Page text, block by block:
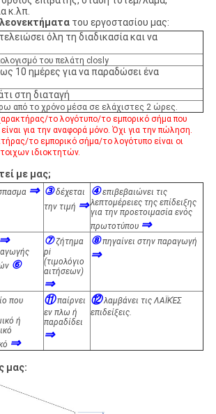
κ.λπ.
του εργοστασίου μας:
όλη τη διαδικασία και να
του πελάτη closly
10 ημέρες για να παραδώσει ένα
στη διαταγή
από το χρόνο μέσα σε ελάχιστες 2 ώρες.
το λογότυπο/το εμπορικό σήμα που
για την αναφορά μόνο. Όχι για την πώληση.
το εμπορικό σήμα/το λογότυπο είναι οι
ιδιοκτητών.
με μας;
⇒ ③ δέχεται
την τιμή ⇒
④ επιβεβαιώνει τις
λεπτομέρειες της επίδειξης
για την προετοιμασία ενός
πρωτοτύπου ⇒
⇒
⑥
⑦ ζήτημα
pi
(τιμολόγιο
αιτήσεων)
⇒
⑧ πηγαίνει στην παραγωγή
⇒
που
ή
⇒
⑪παίρνει
εν πλω ή
παραδίδει
⇒
⑫ λαμβάνει τις ΛΑΪΚΈΣ
επιδείξεις.
μας: